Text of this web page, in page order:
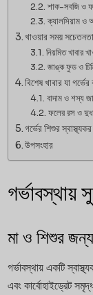
শাক-সবজি ও
ক্যালসিয়াম ও
খাওয়ার সময় সচেতনতা
নিয়মিত খাবার
জাঙ্ক ফুড ও
বিশেষ খাবার যা
বাদাম ও শস্য
ফলের রস ও দুধ
গর্ভের শিশুর
উপসংহার
গর্ভাবস্থায়
মা ও শিশুর
গর্ভাবস্থায় একটি
এবং কার্বোহাইড্রেট